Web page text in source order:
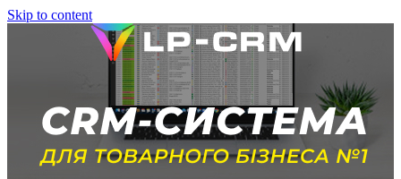
Skip to content